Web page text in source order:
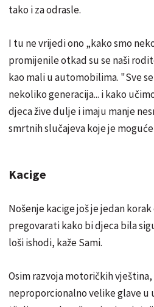
tako i za odrasle.
I tu ne vrijedi ono „kako smo
promijenile otkad su se naši
kao mali u automobilima. "Sve
nekoliko generacija... i kako
djeca žive dulje i imaju manje
smrtnih slučajeva koje je
Kacige
Nošenje kacige još je jedan
pregovarati kako bi djeca bila
loši ishodi, kaže Sami.
Osim razvoja motoričkih
neproporcionalno velike glave u